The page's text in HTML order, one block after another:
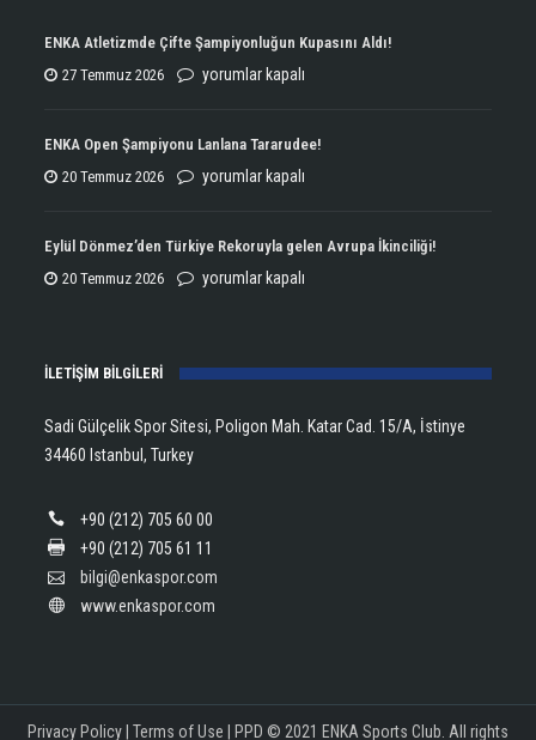
ENKA Atletizmde Çifte Şampiyonluğun Kupasını Aldı!
27 Temmuz 2026
ENKA
Çifte
Şampiyonluğun
yorumlar kapalı
ENKA Open Şampiyonu Lanlana Tararudee!
20 Temmuz 2026
ENKA
Şampiyonu
Lanlana
yorumlar kapalı
Eylül Dönmez’den Türkiye Rekoruyla gelen Avrupa İkinciliği!
20 Temmuz 2026
Eylül
Rekoruyla
Avrupa
yorumlar kapalı
İLETİŞİM BİLGİLERİ
Sadi Gülçelik Spor Sitesi, Poligon Mah. Katar Cad. 15/A, İstinye
34460 Istanbul, Turkey
+90 (212) 705 60 00
+90 (212) 705 61 11
bilgi@enkaspor.com
www.enkaspor.com
Privacy Policy| Terms of Use | PPD © 2021 ENKA Sports Club. All rights